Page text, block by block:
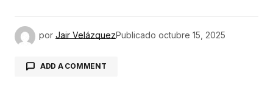
por Jair VelázquezPublicado octubre 15, 2025
ADD A COMMENT